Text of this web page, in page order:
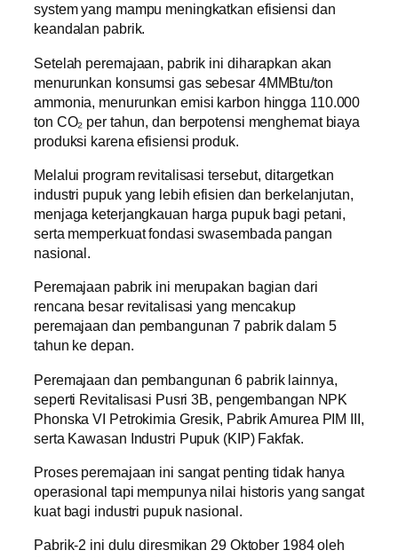
system yang mampu meningkatkan efisiensi dan
keandalan pabrik.
Setelah peremajaan, pabrik ini diharapkan akan
menurunkan konsumsi gas sebesar 4MMBtu/ton
ammonia, menurunkan emisi karbon hingga 110.000
ton CO₂ per tahun, dan berpotensi menghemat biaya
produksi karena efisiensi produk.
Melalui program revitalisasi tersebut, ditargetkan
industri pupuk yang lebih efisien dan berkelanjutan,
menjaga keterjangkauan harga pupuk bagi petani,
serta memperkuat fondasi swasembada pangan
nasional.
Peremajaan pabrik ini merupakan bagian dari
rencana besar revitalisasi yang mencakup
peremajaan dan pembangunan 7 pabrik dalam 5
tahun ke depan.
Peremajaan dan pembangunan 6 pabrik lainnya,
seperti Revitalisasi Pusri 3B, pengembangan NPK
Phonska VI Petrokimia Gresik, Pabrik Amurea PIM III,
serta Kawasan Industri Pupuk (KIP) Fakfak.
Proses peremajaan ini sangat penting tidak hanya
operasional tapi mempunya nilai historis yang sangat
kuat bagi industri pupuk nasional.
Pabrik-2 ini dulu diresmikan 29 Oktober 1984 oleh